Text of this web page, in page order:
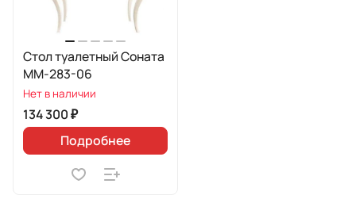
Стол туалетный Соната
ММ-283-06
Нет в наличии
134 300 ₽
Подробнее